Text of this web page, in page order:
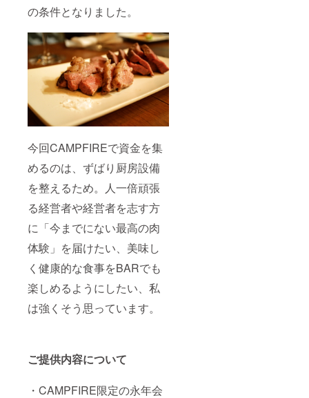
の条件となりました。
今回CAMPFIREで資金を集
めるのは、ずばり厨房設備
を整えるため。人一倍頑張
る経営者や経営者を志す方
に「今までにない最高の肉
体験」を届けたい、美味し
く健康的な食事をBARでも
楽しめるようにしたい、私
は強くそう思っています。
ご提供内容について
・CAMPFIRE限定の永年会